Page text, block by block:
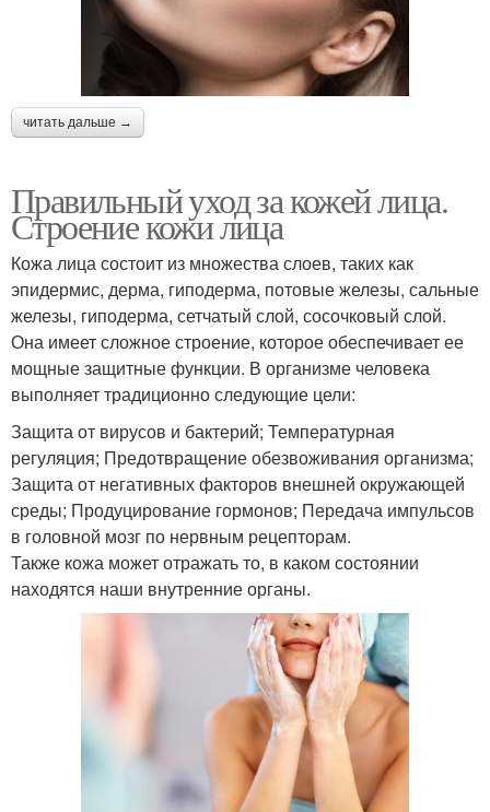
читать дальше →
Правильный уход за кожей лица.
Строение кожи лица
Кожа лица состоит из множества слоев, таких как
эпидермис, дерма, гиподерма, потовые железы, сальные
железы, гиподерма, сетчатый слой, сосочковый слой.
Она имеет сложное строение, которое обеспечивает ее
мощные защитные функции. В организме человека
выполняет традиционно следующие цели:
Защита от вирусов и бактерий; Температурная
регуляция; Предотвращение обезвоживания организма;
Защита от негативных факторов внешней окружающей
среды; Продуцирование гормонов; Передача импульсов
в головной мозг по нервным рецепторам.
Также кожа может отражать то, в каком состоянии
находятся наши внутренние органы.